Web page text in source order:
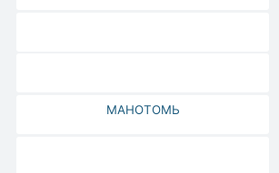
МАНОТОМЬ